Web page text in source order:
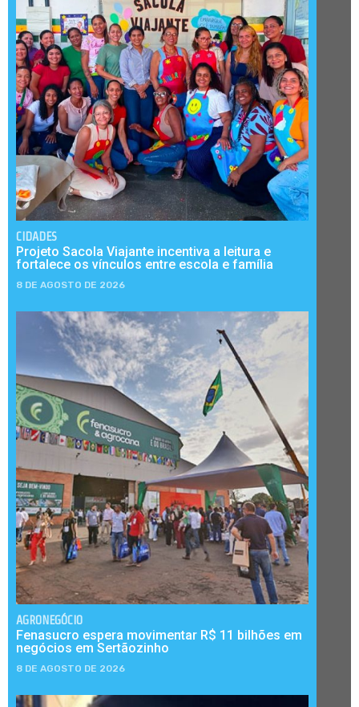
CIDADES
Projeto Sacola Viajante incentiva a leitura e
fortalece os vínculos entre escola e família
8 DE AGOSTO DE 2026
AGRONEGÓCIO
Fenasucro espera movimentar R$ 11 bilhões em
negócios em Sertãozinho
8 DE AGOSTO DE 2026